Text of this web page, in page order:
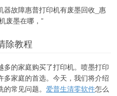
器故障惠普打印机有废墨回收_惠
废墨在哪，”
除教程
的家庭购买了打印机。喷墨打印
家庭的首选。今天，我们将介绍
常见问题。 爱普生清零软件怎么